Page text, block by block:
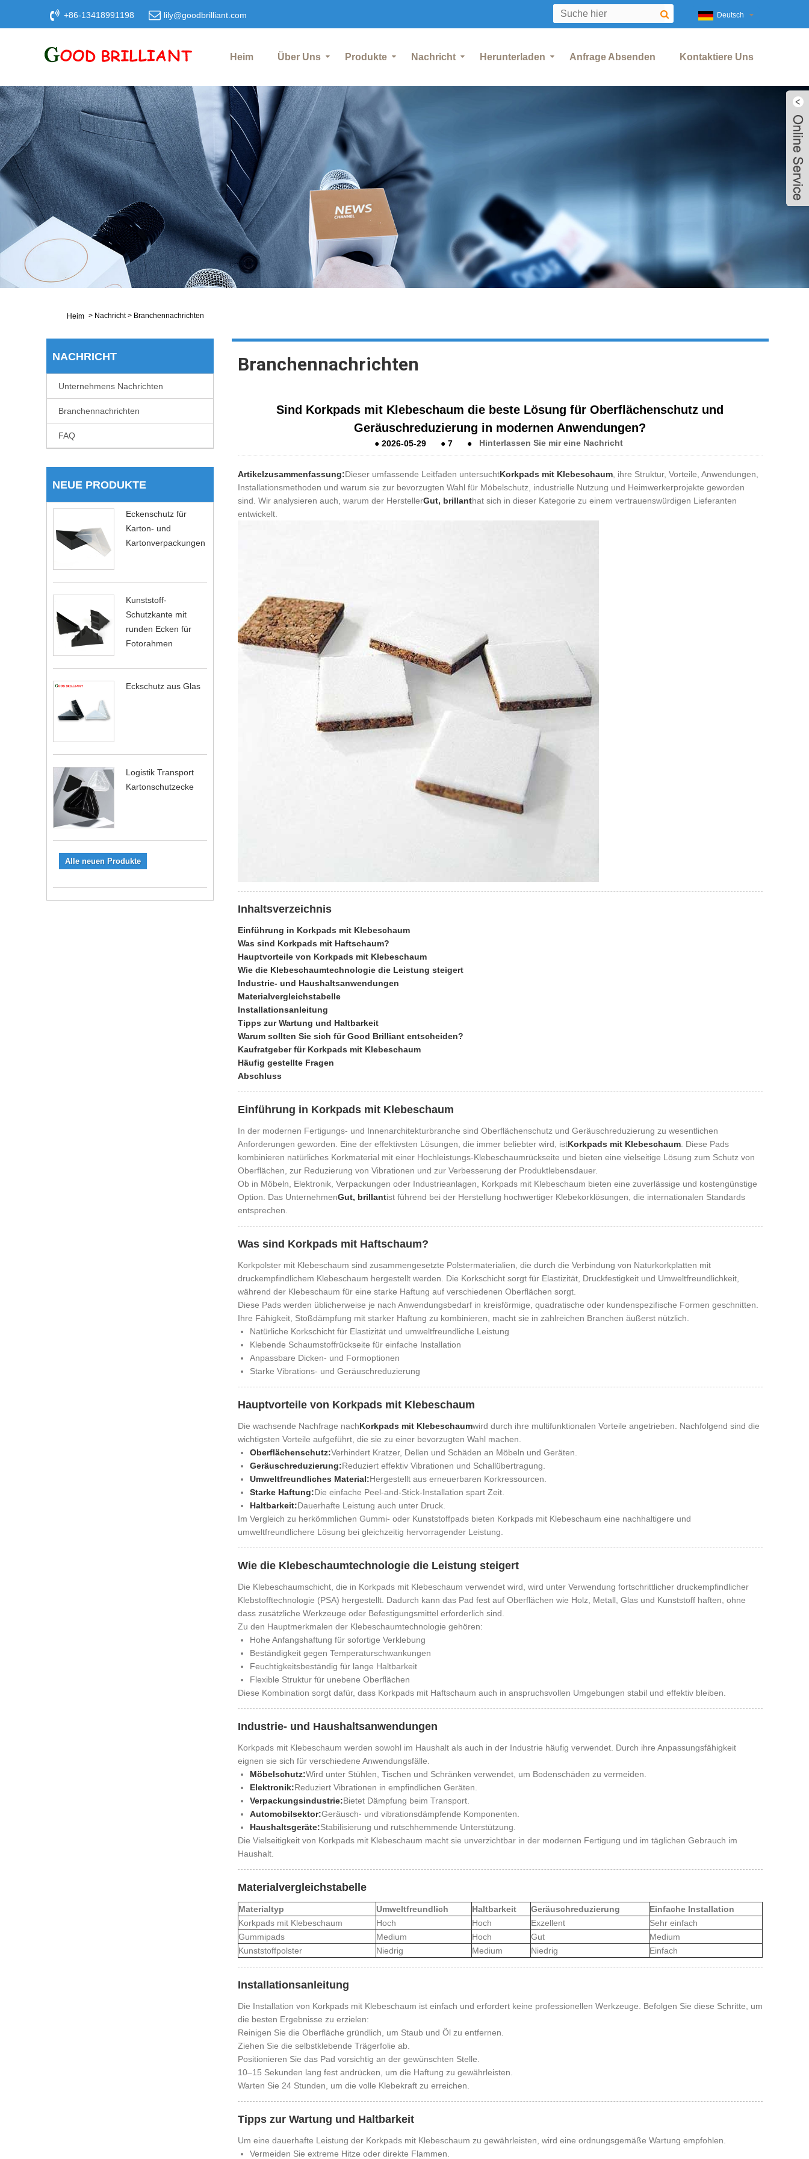
+86-13418991198 lily@goodbrilliant.com Deutsch
Heim Über Uns Produkte Nachricht Herunterladen Anfrage Absenden Kontaktiere Uns
Heim > Nachricht > Branchennachrichten
NACHRICHT
Unternehmens Nachrichten
Branchennachrichten
FAQ
NEUE PRODUKTE
Eckenschutz für
Karton- und
Kartonverpackungen
Kunststoff-
Schutzkante mit
runden Ecken für
Fotorahmen
Eckschutz aus Glas
Logistik Transport
Kartonschutzecke
Alle neuen Produkte
Branchennachrichten
Sind Korkpads mit Klebeschaum die beste Lösung für Oberflächenschutz und
Geräuschreduzierung in modernen Anwendungen?
● 2026-05-29 ● 7 ● Hinterlassen Sie mir eine Nachricht
Artikelzusammenfassung:Dieser umfassende Leitfaden untersuchtKorkpads mit Klebeschaum, ihre Struktur, Vorteile, Anwendungen,
Installationsmethoden und warum sie zur bevorzugten Wahl für Möbelschutz, industrielle Nutzung und Heimwerkerprojekte geworden
sind. Wir analysieren auch, warum der HerstellerGut, brillanthat sich in dieser Kategorie zu einem vertrauenswürdigen Lieferanten
entwickelt.
Inhaltsverzeichnis
Einführung in Korkpads mit Klebeschaum
Was sind Korkpads mit Haftschaum?
Hauptvorteile von Korkpads mit Klebeschaum
Wie die Klebeschaumtechnologie die Leistung steigert
Industrie- und Haushaltsanwendungen
Materialvergleichstabelle
Installationsanleitung
Tipps zur Wartung und Haltbarkeit
Warum sollten Sie sich für Good Brilliant entscheiden?
Kaufratgeber für Korkpads mit Klebeschaum
Häufig gestellte Fragen
Abschluss
Einführung in Korkpads mit Klebeschaum
In der modernen Fertigungs- und Innenarchitekturbranche sind Oberflächenschutz und Geräuschreduzierung zu wesentlichen
Anforderungen geworden. Eine der effektivsten Lösungen, die immer beliebter wird, istKorkpads mit Klebeschaum. Diese Pads
kombinieren natürliches Korkmaterial mit einer Hochleistungs-Klebeschaumrückseite und bieten eine vielseitige Lösung zum Schutz von
Oberflächen, zur Reduzierung von Vibrationen und zur Verbesserung der Produktlebensdauer.
Ob in Möbeln, Elektronik, Verpackungen oder Industrieanlagen, Korkpads mit Klebeschaum bieten eine zuverlässige und kostengünstige
Option. Das UnternehmenGut, brillantist führend bei der Herstellung hochwertiger Klebekorklösungen, die internationalen Standards
entsprechen.
Was sind Korkpads mit Haftschaum?
Korkpolster mit Klebeschaum sind zusammengesetzte Polstermaterialien, die durch die Verbindung von Naturkorkplatten mit
druckempfindlichem Klebeschaum hergestellt werden. Die Korkschicht sorgt für Elastizität, Druckfestigkeit und Umweltfreundlichkeit,
während der Klebeschaum für eine starke Haftung auf verschiedenen Oberflächen sorgt.
Diese Pads werden üblicherweise je nach Anwendungsbedarf in kreisförmige, quadratische oder kundenspezifische Formen geschnitten.
Ihre Fähigkeit, Stoßdämpfung mit starker Haftung zu kombinieren, macht sie in zahlreichen Branchen äußerst nützlich.
Natürliche Korkschicht für Elastizität und umweltfreundliche Leistung
Klebende Schaumstoffrückseite für einfache Installation
Anpassbare Dicken- und Formoptionen
Starke Vibrations- und Geräuschreduzierung
Hauptvorteile von Korkpads mit Klebeschaum
Die wachsende Nachfrage nachKorkpads mit Klebeschaumwird durch ihre multifunktionalen Vorteile angetrieben. Nachfolgend sind die
wichtigsten Vorteile aufgeführt, die sie zu einer bevorzugten Wahl machen.
Oberflächenschutz:Verhindert Kratzer, Dellen und Schäden an Möbeln und Geräten.
Geräuschreduzierung:Reduziert effektiv Vibrationen und Schallübertragung.
Umweltfreundliches Material:Hergestellt aus erneuerbaren Korkressourcen.
Starke Haftung:Die einfache Peel-and-Stick-Installation spart Zeit.
Haltbarkeit:Dauerhafte Leistung auch unter Druck.
Im Vergleich zu herkömmlichen Gummi- oder Kunststoffpads bieten Korkpads mit Klebeschaum eine nachhaltigere und
umweltfreundlichere Lösung bei gleichzeitig hervorragender Leistung.
Wie die Klebeschaumtechnologie die Leistung steigert
Die Klebeschaumschicht, die in Korkpads mit Klebeschaum verwendet wird, wird unter Verwendung fortschrittlicher druckempfindlicher
Klebstofftechnologie (PSA) hergestellt. Dadurch kann das Pad fest auf Oberflächen wie Holz, Metall, Glas und Kunststoff haften, ohne
dass zusätzliche Werkzeuge oder Befestigungsmittel erforderlich sind.
Zu den Hauptmerkmalen der Klebeschaumtechnologie gehören:
Hohe Anfangshaftung für sofortige Verklebung
Beständigkeit gegen Temperaturschwankungen
Feuchtigkeitsbeständig für lange Haltbarkeit
Flexible Struktur für unebene Oberflächen
Diese Kombination sorgt dafür, dass Korkpads mit Haftschaum auch in anspruchsvollen Umgebungen stabil und effektiv bleiben.
Industrie- und Haushaltsanwendungen
Korkpads mit Klebeschaum werden sowohl im Haushalt als auch in der Industrie häufig verwendet. Durch ihre Anpassungsfähigkeit
eignen sie sich für verschiedene Anwendungsfälle.
Möbelschutz:Wird unter Stühlen, Tischen und Schränken verwendet, um Bodenschäden zu vermeiden.
Elektronik:Reduziert Vibrationen in empfindlichen Geräten.
Verpackungsindustrie:Bietet Dämpfung beim Transport.
Automobilsektor:Geräusch- und vibrationsdämpfende Komponenten.
Haushaltsgeräte:Stabilisierung und rutschhemmende Unterstützung.
Die Vielseitigkeit von Korkpads mit Klebeschaum macht sie unverzichtbar in der modernen Fertigung und im täglichen Gebrauch im
Haushalt.
Materialvergleichstabelle
Materialtyp Umweltfreundlich Haltbarkeit Geräuschreduzierung
Einfache Installation
Korkpads mit Klebeschaum
Hoch Hoch Exzellent
Sehr einfach
Gummipads
Medium Hoch Gut
Medium
Kunststoffpolster
Niedrig Medium Niedrig Einfach
Installationsanleitung
Die Installation von Korkpads mit Klebeschaum ist einfach und erfordert keine professionellen Werkzeuge. Befolgen Sie diese Schritte, um
die besten Ergebnisse zu erzielen:
Reinigen Sie die Oberfläche gründlich, um Staub und Öl zu entfernen.
Ziehen Sie die selbstklebende Trägerfolie ab.
Positionieren Sie das Pad vorsichtig an der gewünschten Stelle.
10–15 Sekunden lang fest andrücken, um die Haftung zu gewährleisten.
Warten Sie 24 Stunden, um die volle Klebekraft zu erreichen.
Tipps zur Wartung und Haltbarkeit
Um eine dauerhafte Leistung der Korkpads mit Klebeschaum zu gewährleisten, wird eine ordnungsgemäße Wartung empfohlen.
Vermeiden Sie extreme Hitze oder direkte Flammen.